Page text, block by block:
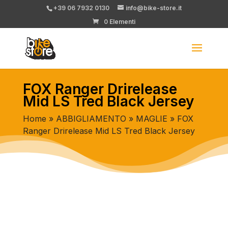
+39 06 7932 0130
info@bike-store.it
0 Elementi
FOX Ranger Drirelease
Mid LS Tred Black Jersey
Home » ABBIGLIAMENTO » MAGLIE » FOX
Ranger Drirelease Mid LS Tred Black Jersey